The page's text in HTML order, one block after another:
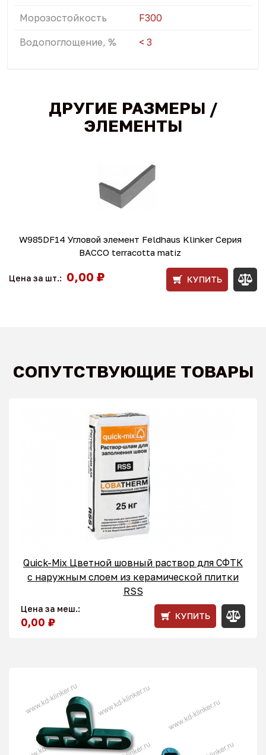
Морозостойкость F300
Водопоглощение, % < 3
ДРУГИЕ РАЗМЕРЫ /
ЭЛЕМЕНТЫ
W985DF14 Угловой элемент Feldhaus Klinker Серия
BACCO terracotta matiz
Цена за шт.: 0,00 ₽ КУПИТЬ
СОПУТСТВУЮЩИЕ ТОВАРЫ
Quick-Mix Цветной шовный раствор для СФТК
с наружным слоем из керамической плитки
RSS
Цена за меш.:
0,00 ₽ КУПИТЬ